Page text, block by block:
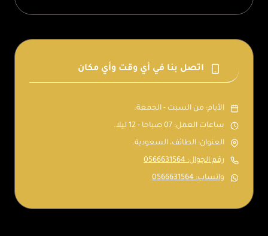
اتصل بنا في أي وقت وأي مكان
الأيام: من السبت - الجمعة.
ساعات العمل: 07 صباحا - 12 ليلا.
العنوان: الطائف، السعودية.
رقم الجوال: 0566631564
واتساب: 0566631564